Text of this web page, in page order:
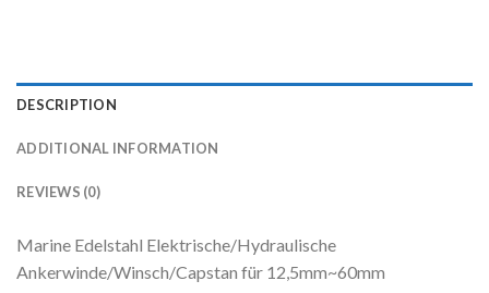
DESCRIPTION
ADDITIONAL INFORMATION
REVIEWS (0)
Marine Edelstahl Elektrische/Hydraulische
Ankerwinde/Winsch/Capstan für 12,5mm~60mm